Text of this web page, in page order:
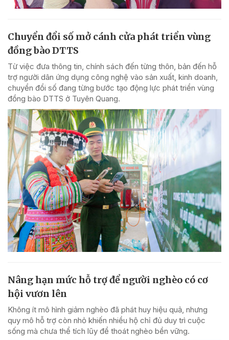
Chuyển đổi số mở cánh cửa phát triển vùng
đồng bào DTTS
Từ việc đưa thông tin, chính sách đến từng thôn, bản đến hỗ
trợ người dân ứng dụng công nghệ vào sản xuất, kinh doanh,
chuyển đổi số đang từng bước tạo động lực phát triển vùng
đồng bào DTTS ở Tuyên Quang.
Nâng hạn mức hỗ trợ để người nghèo có cơ
hội vươn lên
Không ít mô hình giảm nghèo đã phát huy hiệu quả, nhưng
quy mô hỗ trợ còn nhỏ khiến nhiều hộ chỉ đủ duy trì cuộc
sống mà chưa thể tích lũy để thoát nghèo bền vững.